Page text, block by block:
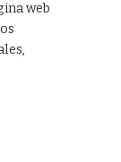
web